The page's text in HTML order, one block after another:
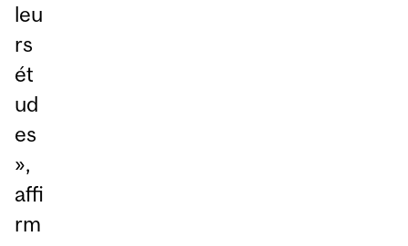
leu
rs
ét
ud
es
»,
affi
rm